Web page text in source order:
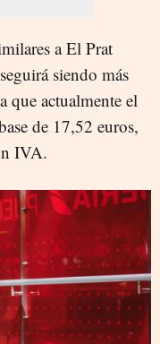
a El Prat
siendo más
que actualmente el
de 17,52 euros,
IVA.